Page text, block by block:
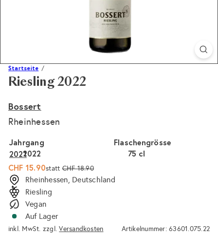
Startseite
Riesling 2022
Bossert
Rheinhessen
Flaschengrösse
75 cl
Jahrgang
2022
2021
Sonderpreis
CHF 15.90
Normaler
Preis
stattCHF 18.90
Rheinhessen, Deutschland
Riesling
Vegan
Auf Lager
inkl. MwSt. zzgl.Versandkosten Artikelnummer: 63601.075.22